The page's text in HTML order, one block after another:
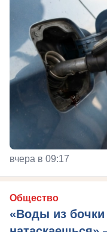
вчера в 09:17
Общество
«Воды из бочки